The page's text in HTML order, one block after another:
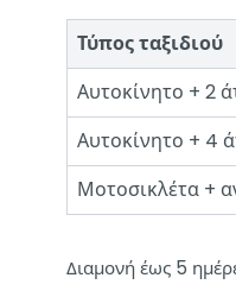
Τύπος ταξιδιού
Αυτοκίνητο + 2
Αυτοκίνητο + 4
Μοτοσικλέτα +
Διαμονή έως 5